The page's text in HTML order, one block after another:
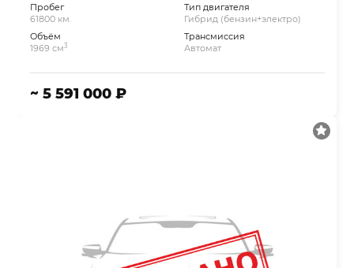
Пробег
61800 км.
Объём
1969 см3
Тип двигателя
Гибрид (бензин+электро)
Трансмиссия
Автомат
~ 5 591 000 ₽